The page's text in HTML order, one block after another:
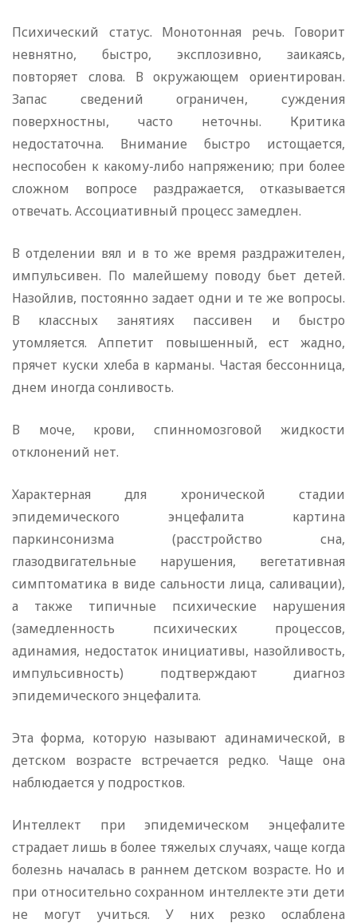
Психический статус. Монотонная речь. Говорит
невнятно, быстро, эксплозивно, заикаясь,
повторяет слова. В окружающем ориентирован.
Запас сведений ограничен, суждения
поверхностны, часто неточны. Критика
недостаточна. Внимание быстро истощается,
неспособен к какому-либо напряжению; при более
сложном вопросе раздражается, отказывается
отвечать. Ассоциативный процесс замедлен.
В отделении вял и в то же время раздражителен,
импульсивен. По малейшему поводу бьет детей.
Назойлив, постоянно задает одни и те же вопросы.
В классных занятиях пассивен и быстро
утомляется. Аппетит повышенный, ест жадно,
прячет куски хлеба в карманы. Частая бессонница,
днем иногда сонливость.
В моче, крови, спинномозговой жидкости
отклонений нет.
Характерная для хронической стадии
эпидемического энцефалита картина
паркинсонизма (расстройство сна,
глазодвигательные нарушения, вегетативная
симптоматика в виде сальности лица, саливации),
а также типичные психические нарушения
(замедленность психических процессов,
адинамия, недостаток инициативы, назойливость,
импульсивность) подтверждают диагноз
эпидемического энцефалита.
Эта форма, которую называют адинамической, в
детском возрасте встречается редко. Чаще она
наблюдается у подростков.
Интеллект при эпидемическом энцефалите
страдает лишь в более тяжелых случаях, чаще когда
болезнь началась в раннем детском возрасте. Но и
при относительно сохранном интеллекте эти дети
не могут учиться. У них резко ослаблена